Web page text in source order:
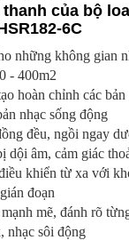
của bộ
6C
những không gian
- 400m2
hoàn chỉnh các
nhạc sống động
đều, ngồi ngay
dội âm, cảm giác
khiển từ xa với
đoạn
mẽ, đánh rõ
nhạc sôi động